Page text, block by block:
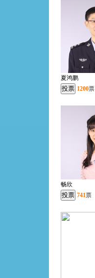
夏鸿鹏
1200票
畅欣
741票